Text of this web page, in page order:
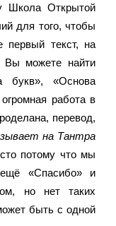
Школа Открытой
для того, чтобы
первый текст, на
Вы можете найти
букв», «Основа
работа в
перевод,
на Тантра
потому что мы
«Спасибо» и
но нет таких
быть с одной